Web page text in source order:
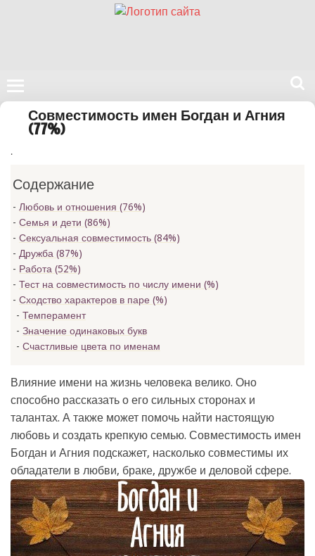
Поиск
сайте
Совместимость имен Богдан и Агния
(77%)
.
Содержание
Любовь и отношения (76%)
Семья и дети (86%)
Сексуальная совместимость (84%)
Дружба (87%)
Работа (52%)
Тест на совместимость по числу имени (%)
Сходство характеров в паре (%)
Темперамент
Значение одинаковых букв
Счастливые цвета по именам
Влияние имени на жизнь человека велико. Оно
способно рассказать о его сильных сторонах и
талантах. А также может помочь найти настоящую
любовь и создать крепкую семью. Совместимость имен
Богдан и Агния подскажет, насколько совместимы их
обладатели в любви, браке, дружбе и деловой сфере.